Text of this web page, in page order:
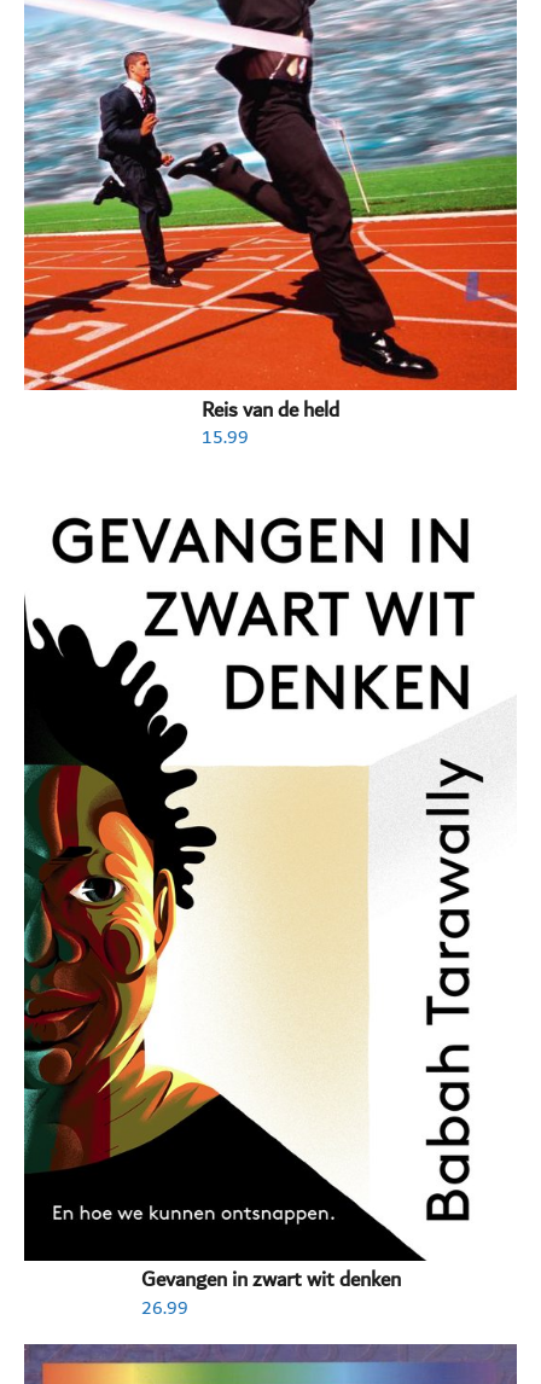
Reis van de held
15.99
Gevangen in zwart wit denken
26.99